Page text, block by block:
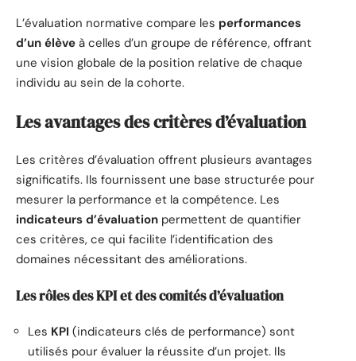
L’évaluation normative compare les performances
d’un élève à celles d’un groupe de référence, offrant
une vision globale de la position relative de chaque
individu au sein de la cohorte.
Les avantages des critères d’évaluation
Les critères d’évaluation offrent plusieurs avantages
significatifs. Ils fournissent une base structurée pour
mesurer la performance et la compétence. Les
indicateurs d’évaluation permettent de quantifier
ces critères, ce qui facilite l’identification des
domaines nécessitant des améliorations.
Les rôles des KPI et des comités d’évaluation
Les KPI (indicateurs clés de performance) sont
utilisés pour évaluer la réussite d’un projet. Ils